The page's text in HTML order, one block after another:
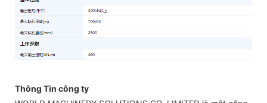
Thông Tin công ty